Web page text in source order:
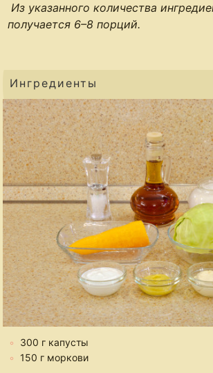
Из указанного количества
получается 6–8 порций.
Ингредиенты
300 г капусты
150 г моркови